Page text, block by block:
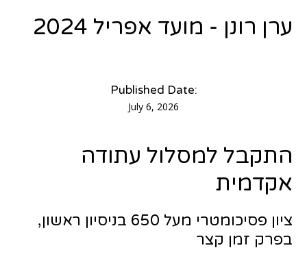
ערן רונן - מועד אפריל 2024
Published Date:
July 6, 2026
התקבל למסלול עתודה
אקדמית
ציון פסיכומטרי מעל 650 בניסיון ראשון,
בפרק זמן קצר